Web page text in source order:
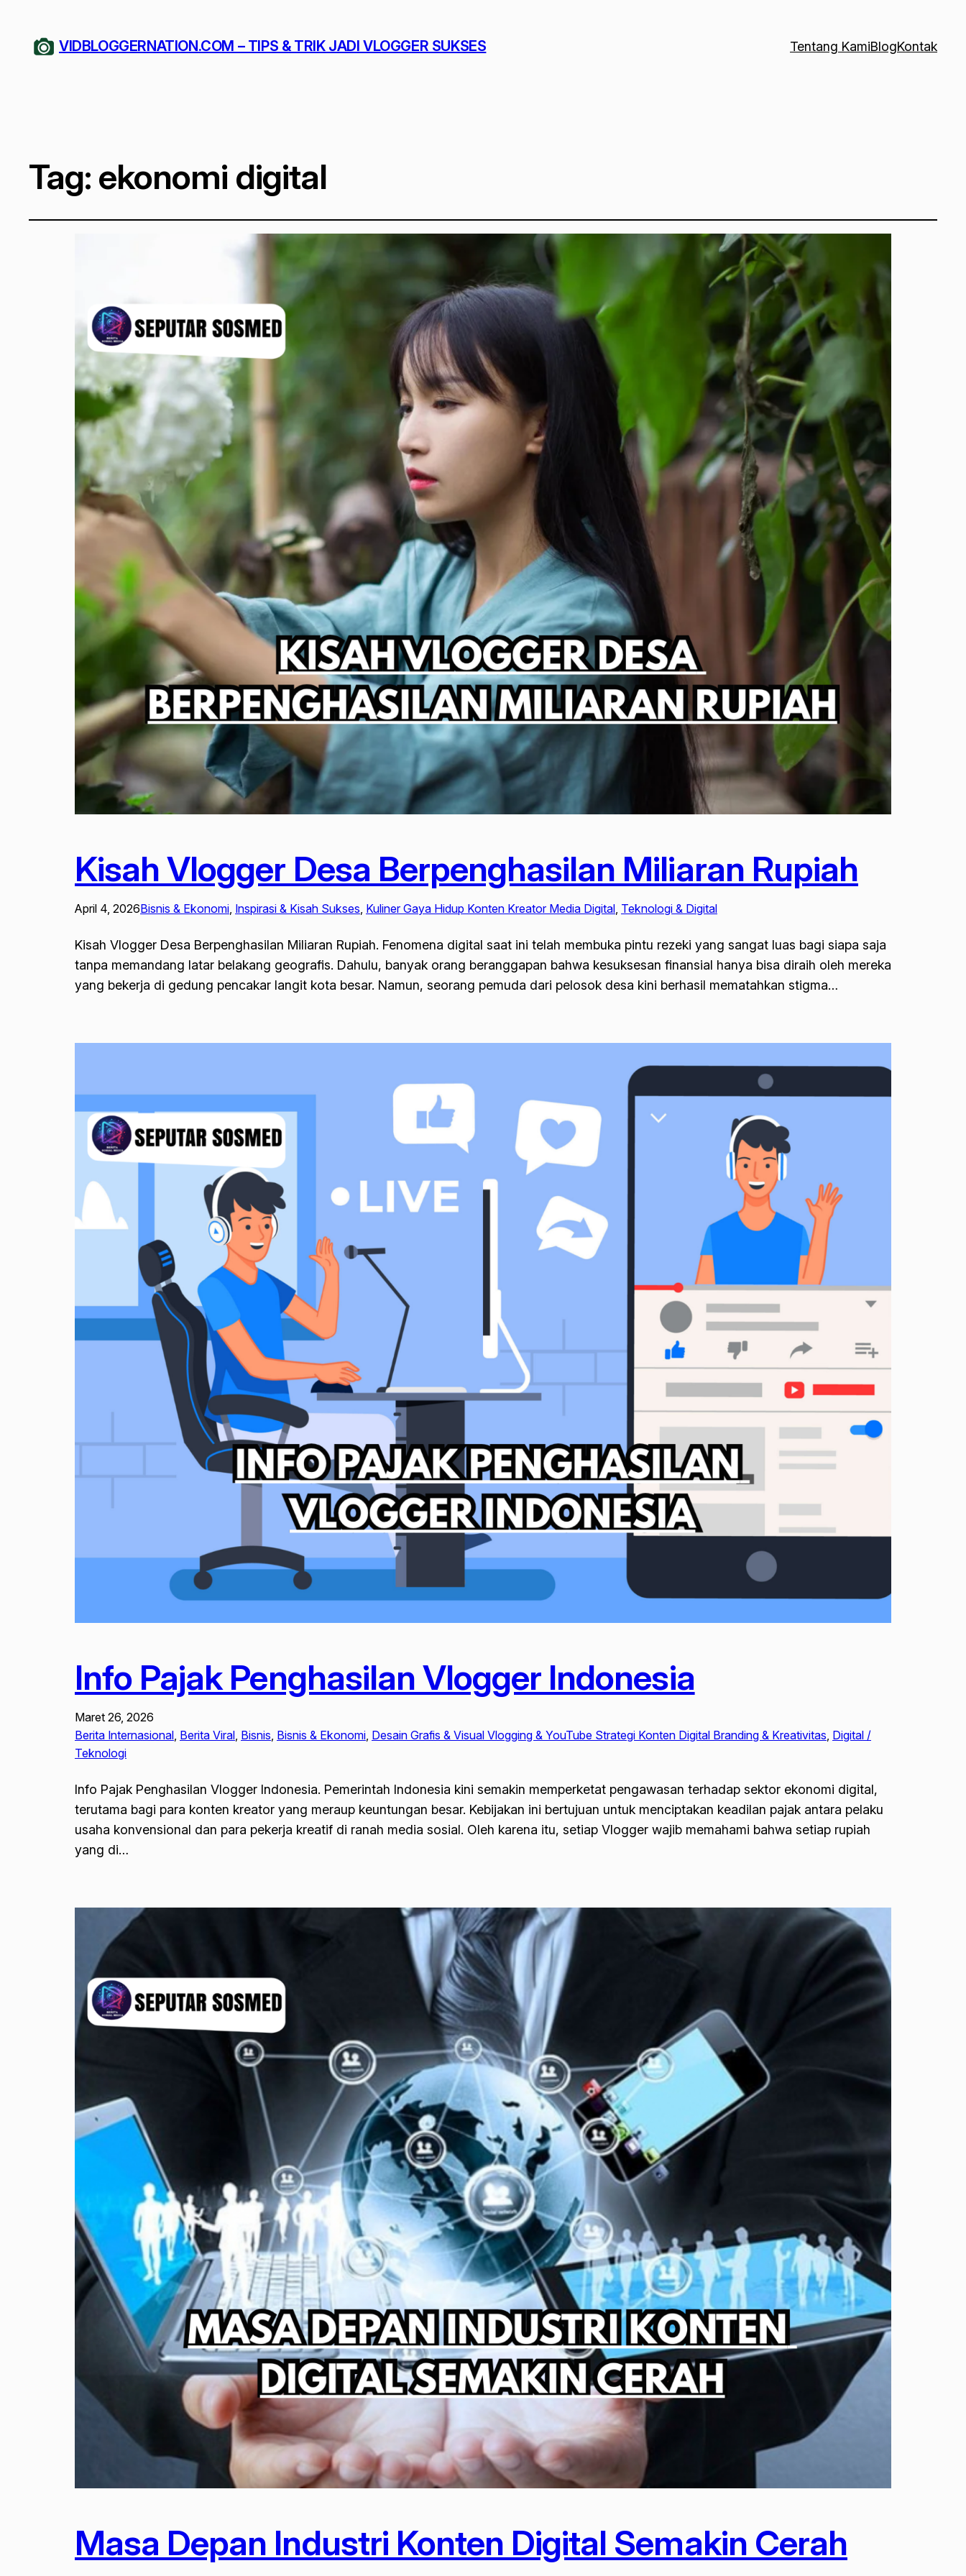
VIDBLOGGERNATION.COM – TIPS & TRIK JADI VLOGGER SUKSES Tentang KamiBlogKontak
Tag: ekonomi digital
Kisah Vlogger Desa Berpenghasilan Miliaran Rupiah
April 4, 2026Bisnis & Ekonomi Inspirasi & Kisah Sukses Kuliner Gaya Hidup Konten Kreator Media Digital Teknologi & Digital
Kisah Vlogger Desa Berpenghasilan Miliaran Rupiah. Fenomena digital saat ini telah membuka pintu rezeki yang sangat luas bagi siapa saja
tanpa memandang latar belakang geografis. Dahulu, banyak orang beranggapan bahwa kesuksesan finansial hanya bisa diraih oleh mereka
yang bekerja di gedung pencakar langit kota besar. Namun, seorang pemuda dari pelosok desa kini berhasil mematahkan stigma…
Info Pajak Penghasilan Vlogger Indonesia
Maret 26, 2026
Berita Internasional, Berita Viral, Bisnis, Bisnis & Ekonomi, Desain Grafis & Visual Vlogging & YouTube Strategi Konten Digital Branding & Kreativitas, Digital /
Teknologi
Info Pajak Penghasilan Vlogger Indonesia. Pemerintah Indonesia kini semakin memperketat pengawasan terhadap sektor ekonomi digital,
terutama bagi para konten kreator yang meraup keuntungan besar. Kebijakan ini bertujuan untuk menciptakan keadilan pajak antara pelaku
usaha konvensional dan para pekerja kreatif di ranah media sosial. Oleh karena itu, setiap Vlogger wajib memahami bahwa setiap rupiah
yang di…
Masa Depan Industri Konten Digital Semakin Cerah